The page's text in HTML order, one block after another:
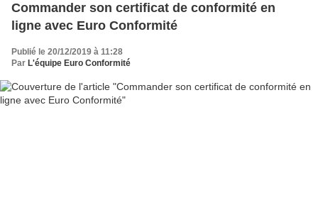
Commander son certificat de conformité en
ligne avec Euro Conformité
Publié le 20/12/2019 à 11:28
Par L'équipe Euro Conformité